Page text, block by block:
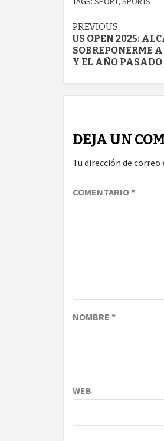
Continue
Reading
PREVIOUS
US OPEN 2025:
SOBREPONERME
Y EL AÑO PASADO
DEJA UN
Tu dirección de
COMENTARIO*
NOMBRE *
WEB